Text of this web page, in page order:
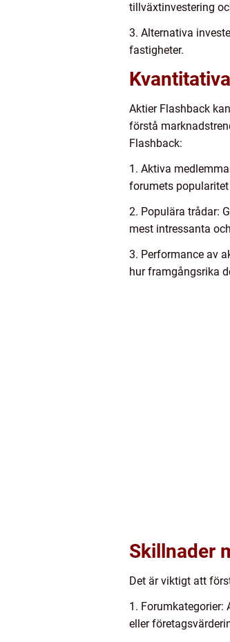
tillväxtinvestering
3. Alternativa
fastigheter.
Aktier Flashback
förstå
Flashback:
1. Aktiva
forumets
2. Populära trådar:
mest intressanta
3. Performance av
hur framgångsrika
Skillnader
Det är viktigt att
1. Forumkategorier:
eller